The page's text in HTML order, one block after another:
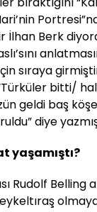
İlhan Berk
sıraya
bitti/
geldi baş
diye
yaşamıştı?
Rudolf Belling